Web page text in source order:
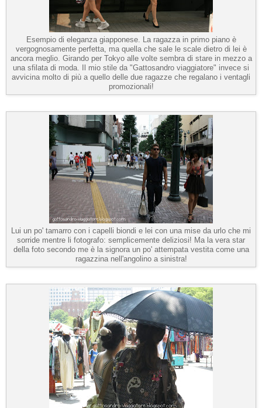
Esempio di eleganza giapponese. La ragazza in primo piano è
vergognosamente perfetta, ma quella che sale le scale dietro di lei è
ancora meglio. Girando per Tokyo alle volte sembra di stare in mezzo a
una sfilata di moda. Il mio stile da "Gattosandro viaggiatore" invece si
avvicina molto di più a quello delle due ragazze che regalano i ventagli
promozionali!
Lui un po' tamarro con i capelli biondi e lei con una mise da urlo che mi
sorride mentre li fotografo: semplicemente deliziosi! Ma la vera star
della foto secondo me è la signora un po' attempata vestita come una
ragazzina nell'angolino a sinistra!